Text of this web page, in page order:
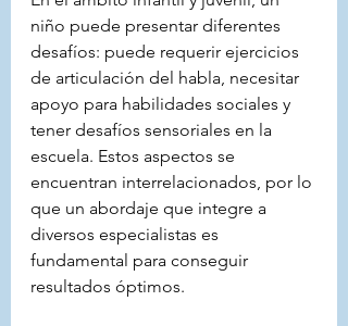
niño puede presentar diferentes
desafíos: puede requerir ejercicios
de articulación del habla, necesitar
apoyo para habilidades sociales y
tener desafíos sensoriales en la
escuela. Estos aspectos se
encuentran interrelacionados, por lo
que un abordaje que integre a
diversos especialistas es
fundamental para conseguir
resultados óptimos.